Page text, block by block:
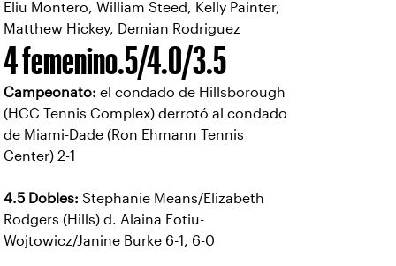
Eliu Montero, William Steed, Kelly Painter,
Matthew Hickey, Demian Rodriguez
4 femenino.5/4.0/3.5
Campeonato: el condado de Hillsborough
(HCC Tennis Complex) derrotó al condado
de Miami-Dade (Ron Ehmann Tennis
Center) 2-1
4.5 Dobles: Stephanie Means/Elizabeth
Rodgers (Hills) d. Alaina Fotiu-
Wojtowicz/Janine Burke 6-1, 6-0